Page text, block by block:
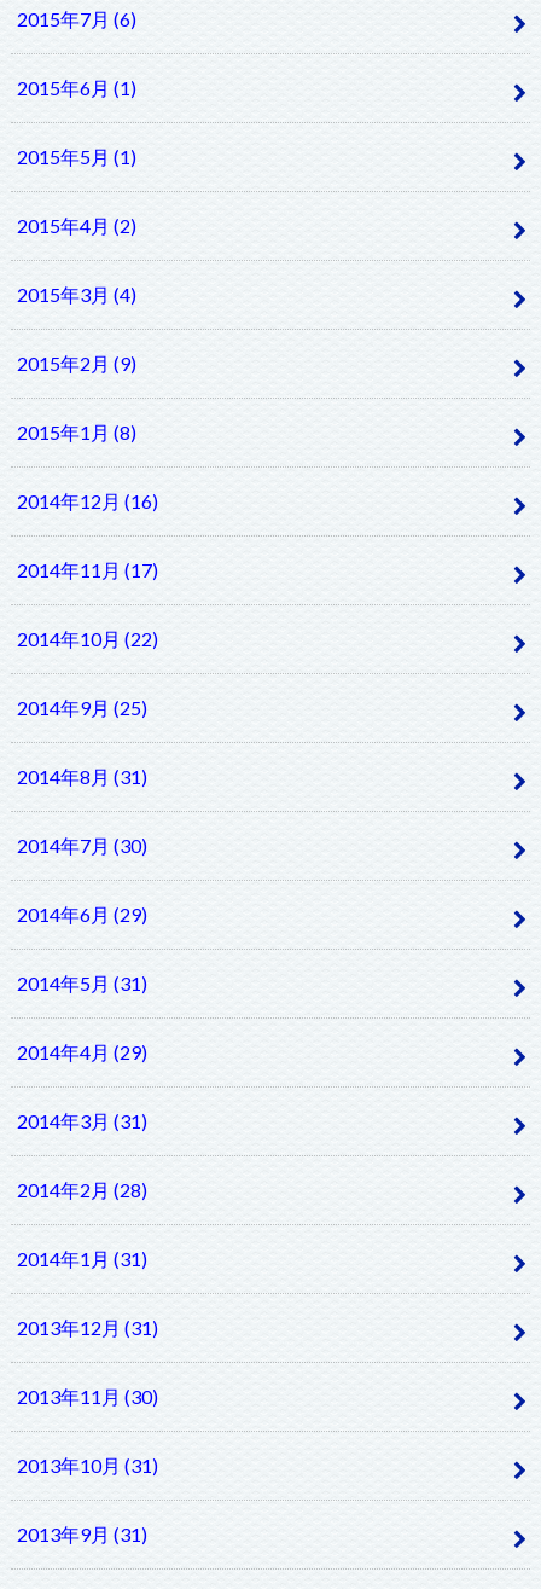
2015年7月 (6)
2015年6月 (1)
2015年5月 (1)
2015年4月 (2)
2015年3月 (4)
2015年2月 (9)
2015年1月 (8)
2014年12月 (16)
2014年11月 (17)
2014年10月 (22)
2014年9月 (25)
2014年8月 (31)
2014年7月 (30)
2014年6月 (29)
2014年5月 (31)
2014年4月 (29)
2014年3月 (31)
2014年2月 (28)
2014年1月 (31)
2013年12月 (31)
2013年11月 (30)
2013年10月 (31)
2013年9月 (31)